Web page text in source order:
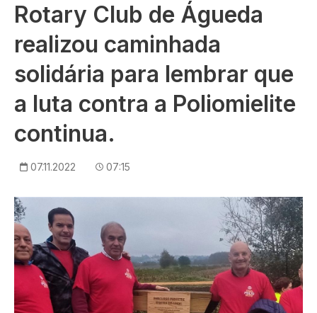
Rotary Club de Águeda
realizou caminhada
solidária para lembrar que
a luta contra a Poliomielite
continua.
07.11.2022 07:15
Imagem